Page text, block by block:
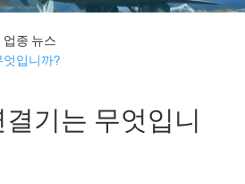
업종 뉴스
엇입니까?
기는 무엇입니